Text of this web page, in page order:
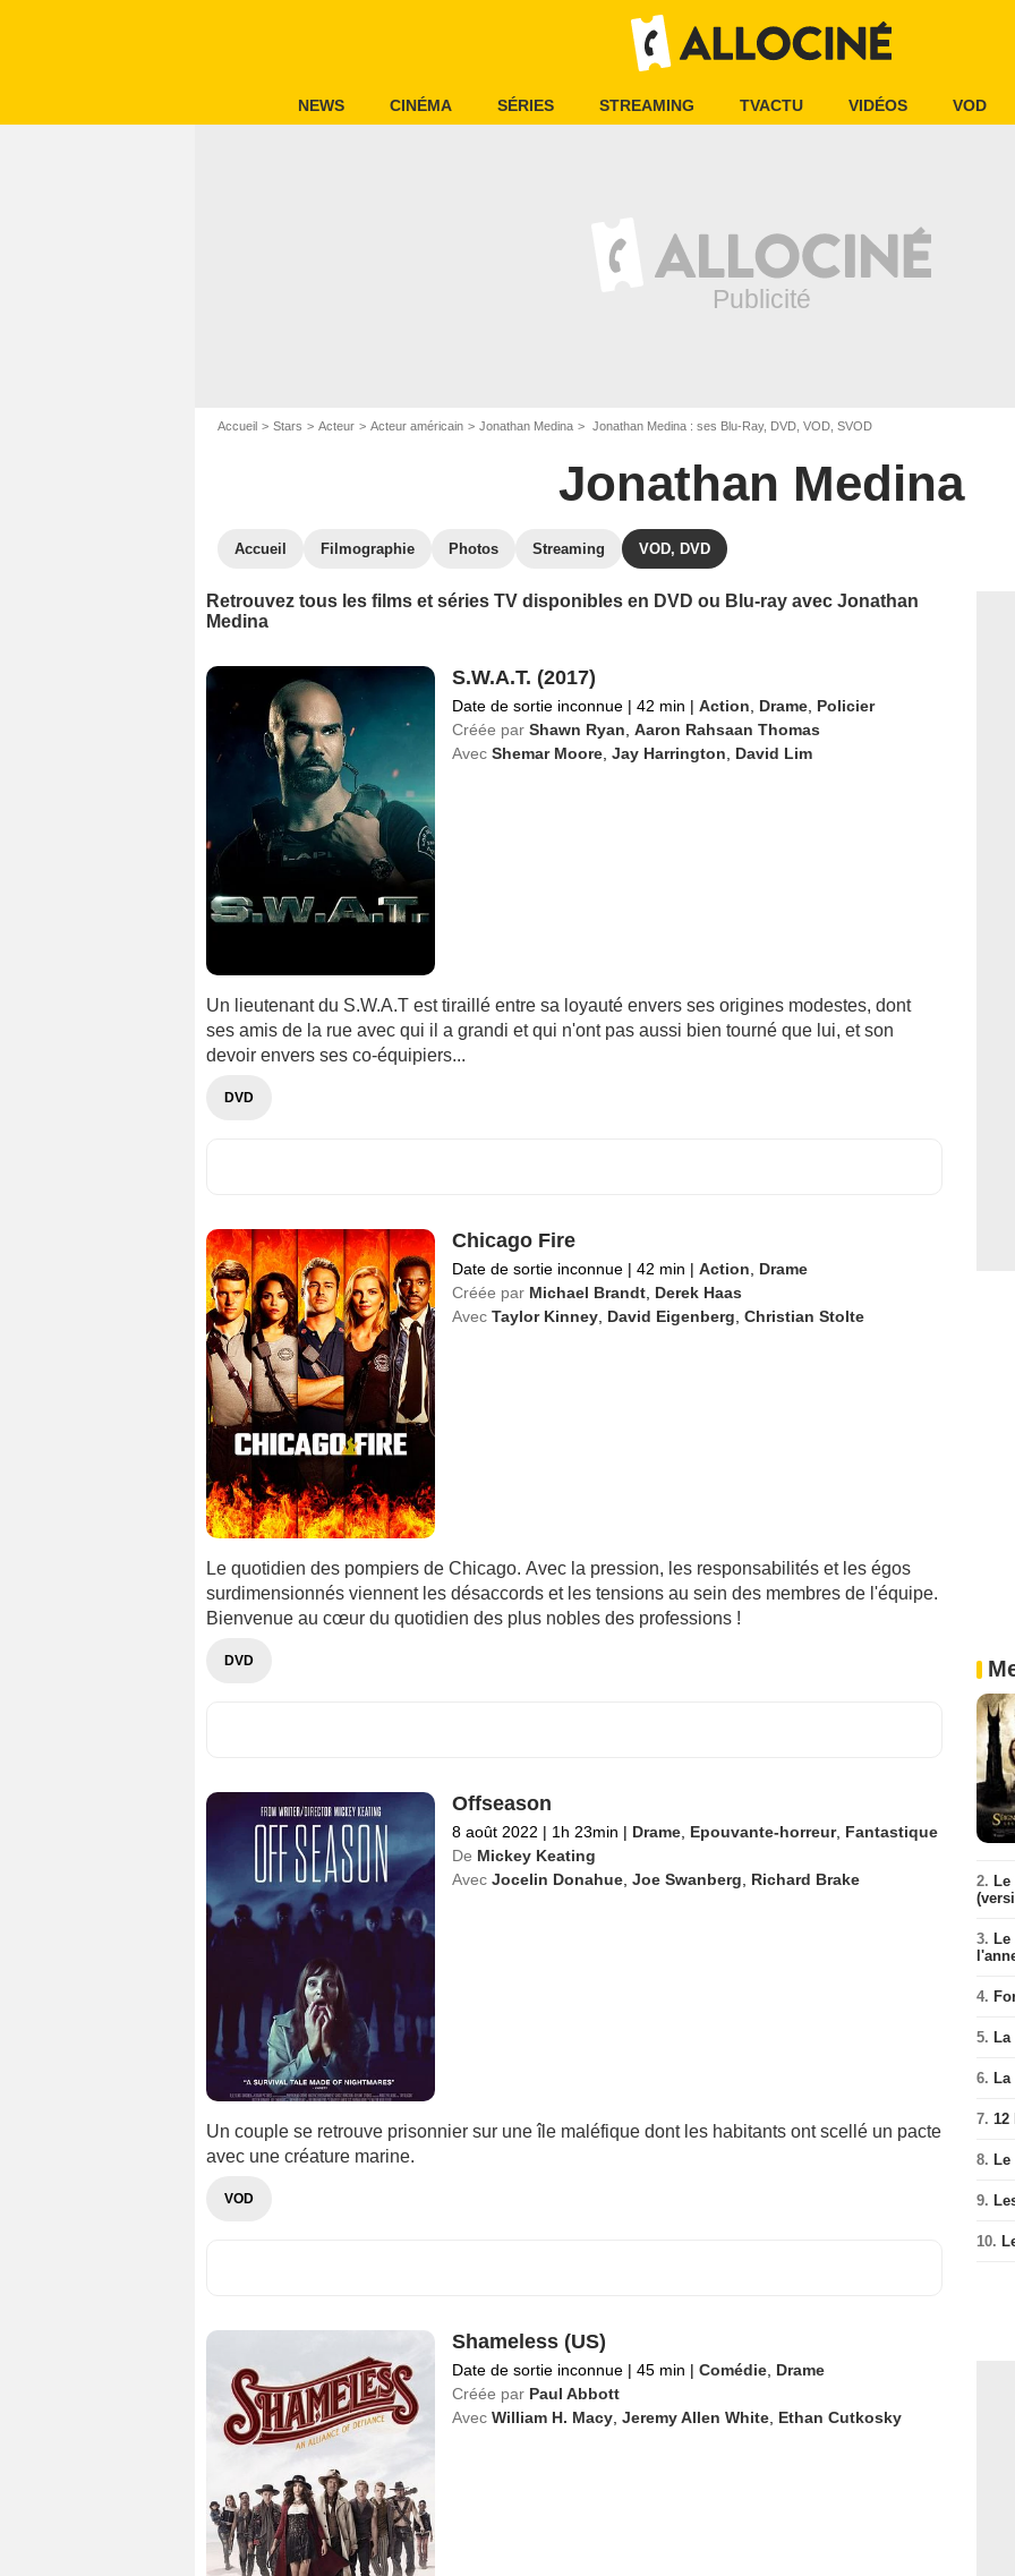
NEWS CINÉMA SÉRIES STREAMING TVACTU VIDÉOS VOD
Accueil Stars Acteur Acteur américain Jonathan Medina Jonathan Medina : ses Blu-Ray, DVD, VOD, SVOD
Jonathan Medina
Accueil Filmographie Photos Streaming VOD, DVD
Retrouvez tous les films et séries TV disponibles en DVD ou Blu-ray avec Jonathan
Medina
S.W.A.T. (2017)
Date de sortie inconnue | 42 min | Action Drame, Policier
Créée par Shawn Ryan Aaron Rahsaan Thomas
Avec Shemar Moore, Jay Harrington David Lim
Un lieutenant du S.W.A.T est tiraillé entre sa loyauté envers ses origines modestes, dont
ses amis de la rue avec qui il a grandi et qui n'ont pas aussi bien tourné que lui, et son
devoir envers ses co-équipiers...
DVD
Chicago Fire
Date de sortie inconnue | 42 min | Action
Drame
Créée par Michael Brandt, Derek Haas
Avec Taylor Kinney, David Eigenberg Christian Stolte
Le quotidien des pompiers de Chicago. Avec la pression, les responsabilités et les égos
surdimensionnés viennent les désaccords et les tensions au sein des membres de l'équipe.
Bienvenue au cœur du quotidien des plus nobles des professions !
DVD
Offseason
8 août 2022 | 1h 23min | Drame, Epouvante-horreur, Fantastique
De Mickey Keating
Avec Jocelin Donahue, Joe Swanberg Richard Brake
Un couple se retrouve prisonnier sur une île maléfique dont les habitants ont scellé un pacte
avec une créature marine.
VOD
Shameless (US)
Date de sortie inconnue | 45 min | Comédie, Drame
Créée par Paul Abbott
Avec William H. Macy, Jeremy Allen White, Ethan Cutkosky
2.
3.
4.
5.
6.
7. 12
8.
9.
10.